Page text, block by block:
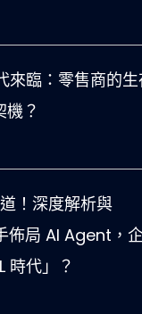
來臨：零售商的
機？
！深度解析與
佈局 AI Agent，
時代」？